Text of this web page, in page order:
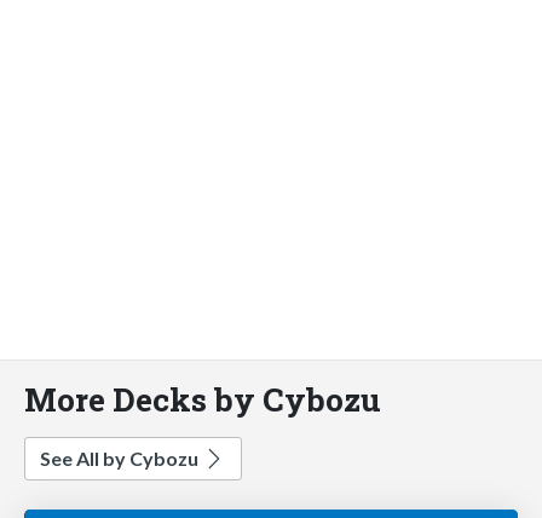
More Decks by Cybozu
See All by Cybozu